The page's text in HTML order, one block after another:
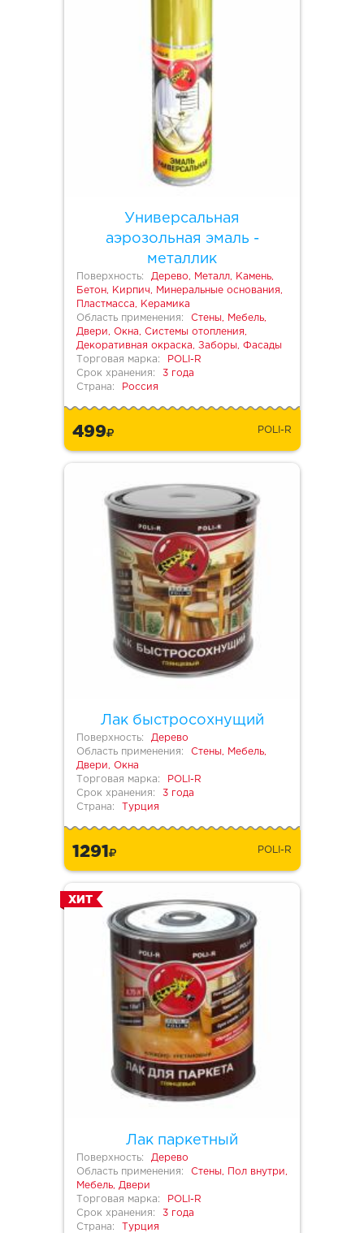
Универсальная
аэрозольная эмаль -
металлик
Поверхность:
Дерево, Металл, Камень,
Бетон, Кирпич, Минеральные основания,
Пластмасса, Керамика
Область применения:
Стены, Мебель,
Двери, Окна, Системы отопления,
Декоративная окраска, Заборы, Фасады
Торговая марка:
POLI-R
Срок хранения:
3 года
Страна:
Россия
499 POLI-R
Лак быстросохнущий
Поверхность:
Дерево
Область применения:
Стены, Мебель,
Двери, Окна
Торговая марка:
POLI-R
Срок хранения:
3 года
Страна:
Турция
1291 POLI-R
Лак паркетный
ХИТ
Поверхность:
Дерево
Область применения:
Стены, Пол внутри,
Мебель, Двери
Торговая марка:
POLI-R
Срок хранения:
3 года
Страна:
Турция